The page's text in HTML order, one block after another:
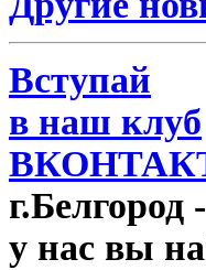
Вступай
в наш клуб
г.Белгород
у нас вы